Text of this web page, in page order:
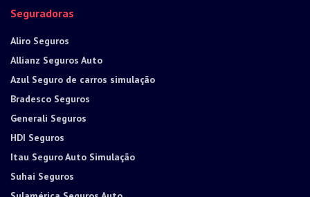
Seguradoras
Aliro Seguros
Allianz Seguros Auto
Azul Seguro de carros simulação
Bradesco Seguros
Generali Seguros
HDI Seguros
Itau Seguro Auto Simulação
Suhai Seguros